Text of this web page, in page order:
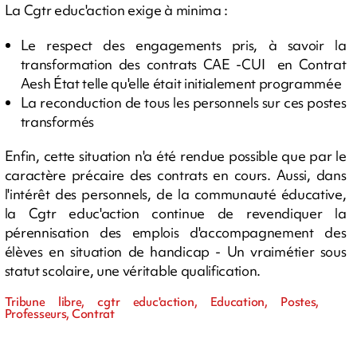
La Cgtr educ'action exige à minima :
Le respect des engagements pris, à savoir la
transformation des contrats CAE -CUI en Contrat
Aesh État telle qu'elle était initialement programmée
La reconduction de tous les personnels sur ces postes
transformés
Enfin, cette situation n'a été rendue possible que par le
caractère précaire des contrats en cours. Aussi, dans
l'intérêt des personnels, de la communauté éducative,
la Cgtr educ'action continue de revendiquer la
pérennisation des emplois d'accompagnement des
élèves en situation de handicap - Un vraimétier sous
statut scolaire, une véritable qualification.
Tribune libre, cgtr educ'action, Education, Postes,
Professeurs, Contrat